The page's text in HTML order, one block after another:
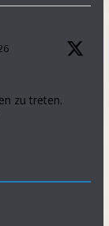
zu treten.